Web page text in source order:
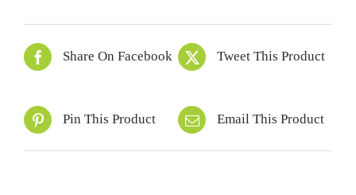
Share On Facebook Tweet This Product
Pin This Product Email This Product